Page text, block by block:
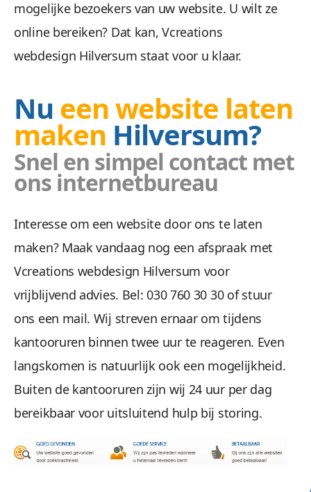
mogelijke bezoekers van uw website. U wilt ze
online bereiken? Dat kan, Vcreations
webdesign Hilversum staat voor u klaar.
Nu een website laten
maken Hilversum?
Snel en simpel contact met
ons internetbureau
Interesse om een website door ons te laten
maken? Maak vandaag nog een afspraak met
Vcreations webdesign Hilversum voor
vrijblijvend advies. Bel: 030 760 30 30 of stuur
ons een mail. Wij streven ernaar om tijdens
kantooruren binnen twee uur te reageren. Even
langskomen is natuurlijk ook een mogelijkheid.
Buiten de kantooruren zijn wij 24 uur per dag
bereikbaar voor uitsluitend hulp bij storing.